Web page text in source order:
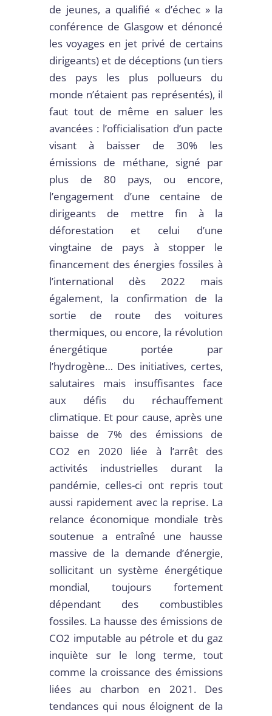
de jeunes, a qualifié « d’échec » la
conférence de Glasgow et dénoncé
les voyages en jet privé de certains
dirigeants) et de déceptions (un tiers
des pays les plus pollueurs du
monde n’étaient pas représentés), il
faut tout de même en saluer les
avancées : l’officialisation d’un pacte
visant à baisser de 30% les
émissions de méthane, signé par
plus de 80 pays, ou encore,
l’engagement d’une centaine de
dirigeants de mettre fin à la
déforestation et celui d’une
vingtaine de pays à stopper le
financement des énergies fossiles à
l’international dès 2022 mais
également, la confirmation de la
sortie de route des voitures
thermiques, ou encore, la révolution
énergétique portée par
l’hydrogène… Des initiatives, certes,
salutaires mais insuffisantes face
aux défis du réchauffement
climatique. Et pour cause, après une
baisse de 7% des émissions de
CO2 en 2020 liée à l’arrêt des
activités industrielles durant la
pandémie, celles-ci ont repris tout
aussi rapidement avec la reprise. La
relance économique mondiale très
soutenue a entraîné une hausse
massive de la demande d’énergie,
sollicitant un système énergétique
mondial, toujours fortement
dépendant des combustibles
fossiles. La hausse des émissions de
CO2 imputable au pétrole et du gaz
inquiète sur le long terme, tout
comme la croissance des émissions
liées au charbon en 2021. Des
tendances qui nous éloignent de la